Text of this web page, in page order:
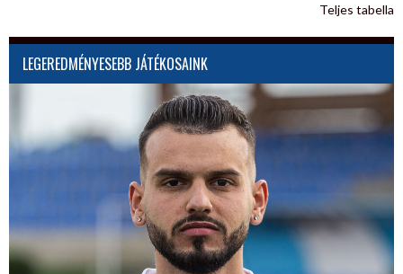
Teljes tabella
LEGEREDMÉNYESEBB JÁTÉKOSAINK